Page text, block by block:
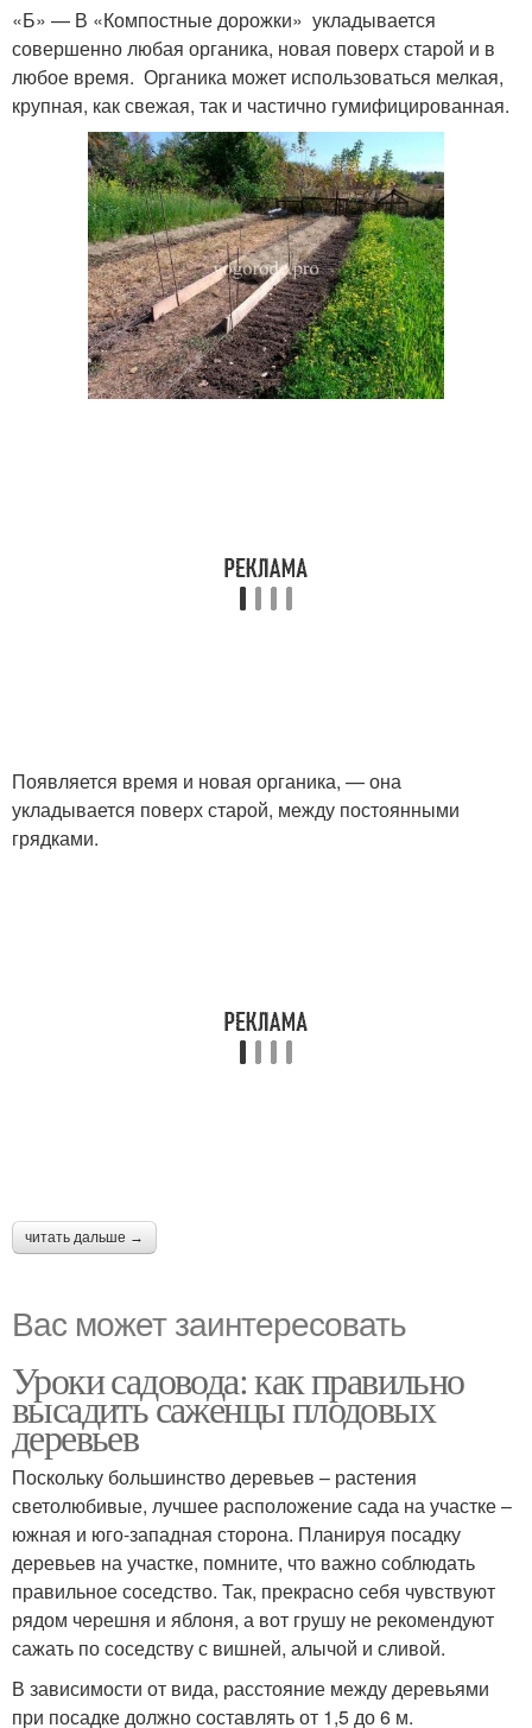
«Б» — В «Компостные дорожки» укладывается
совершенно любая органика, новая поверх старой и в
любое время. Органика может использоваться мелкая,
крупная, как свежая, так и частично гумифицированная.
Появляется время и новая органика, — она
укладывается поверх старой, между постоянными
грядками.
читать дальше →
Вас может заинтересовать
Уроки садовода: как правильно
высадить саженцы плодовых
деревьев
Поскольку большинство деревьев – растения
светолюбивые, лучшее расположение сада на участке –
южная и юго-западная сторона. Планируя посадку
деревьев на участке, помните, что важно соблюдать
правильное соседство. Так, прекрасно себя чувствуют
рядом черешня и яблоня, а вот грушу не рекомендуют
сажать по соседству с вишней, алычой и сливой.
В зависимости от вида, расстояние между деревьями
при посадке должно составлять от 1,5 до 6 м.